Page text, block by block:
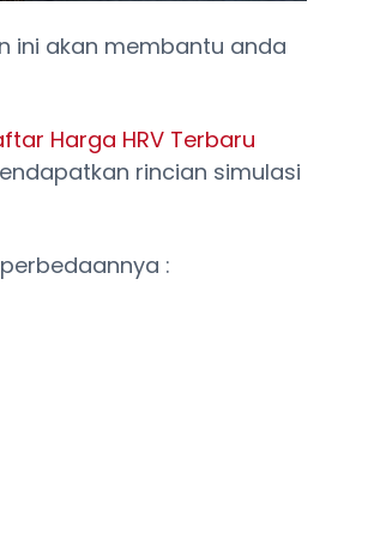
ini akan membantu anda
Harga HRV Terbaru
rincian simulasi
perbedaannya :